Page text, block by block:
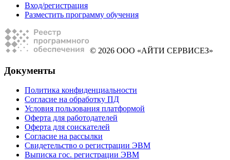
Вход/регистрация
Разместить программу обучения
© 2026 ООО «АЙТИ СЕРВИСЕЗ»
Документы
Политика конфиденциальности
Согласие на обработку ПД
Условия пользования платформой
Оферта для работодателей
Оферта для соискателей
Согласие на рассылки
Свидетельство о регистрации ЭВМ
Выписка гос. регистрации ЭВМ